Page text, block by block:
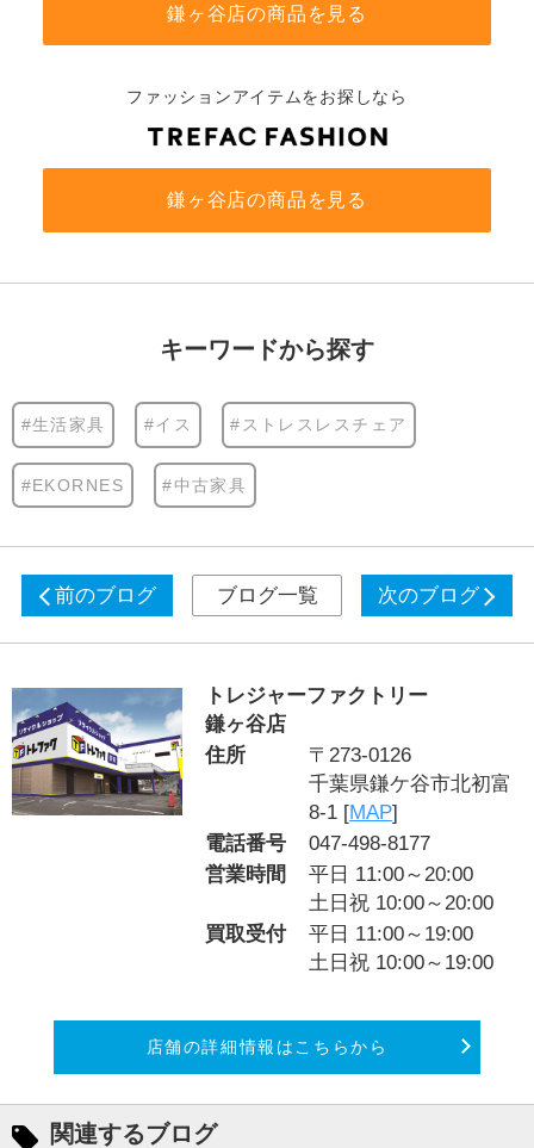
鎌ヶ谷店の商品を見る
ファッションアイテムをお探しなら
鎌ヶ谷店の商品を見る
キーワードから探す
#生活家具 #イス #ストレスレスチェア
#EKORNES #中古家具
前のブログ ブログ一覧 次のブログ
トレジャーファクトリー
鎌ヶ谷店
住所
〒273-0126
千葉県鎌ケ谷市北初富
8-1 [MAP]
電話番号
047-498-8177
営業時間
平日 11:00～20:00
土日祝 10:00～20:00
買取受付
平日 11:00～19:00
土日祝 10:00～19:00
店舗の詳細情報はこちらから
関連するブログ